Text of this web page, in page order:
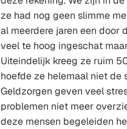
ze had nog geen slimme
al meerdere jaren een door
veel te hoog ingeschat
Uiteindelijk kreeg ze ruim
hoefde ze helemaal niet de
Geldzorgen geven veel
problemen niet meer
deze mensen begeleiden